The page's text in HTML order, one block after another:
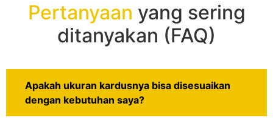
Pertanyaan yang sering
ditanyakan (FAQ)
Apakah ukuran kardusnya bisa disesuaikan
dengan kebutuhan saya?